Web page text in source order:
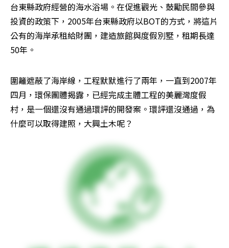
台東縣政府經營的海水浴場。在促進觀光、鼓勵民間參與
投資的政策下，2005年台東縣政府以BOT的方式，將這片
公有的海岸承租給財團，建造旅館與度假別墅，租期長達
50年。
圍籬遮蔽了海岸線，工程默默進行了兩年，一直到2007年
四月，環保團體揭露，已經完成主體工程的美麗灣度假
村，是一個還沒有通過環評的開發案。環評還沒通過，為
什麼可以取得建照，大興土木呢？